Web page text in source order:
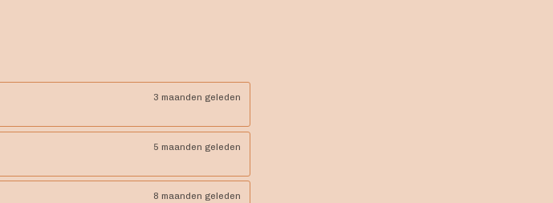
3 maanden geleden
5 maanden geleden
8 maanden geleden